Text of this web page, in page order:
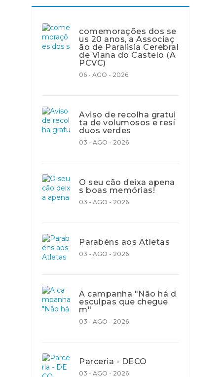
comemorações dos se
us 20 anos, a Associaç
ão de Paralisia Cerebral
de Viana do Castelo (A
PCVC)
06 - AGO - 2026
Aviso de recolha gratui
ta de volumosos e resí
duos verdes
03 - AGO - 2026
O seu cão deixa apena
s boas memórias!
03 - AGO - 2026
Parabéns aos Atletas
03 - AGO - 2026
A campanha "Não há d
esculpas que chegue
m"
03 - AGO - 2026
Parceria - DECO
03 - AGO - 2026